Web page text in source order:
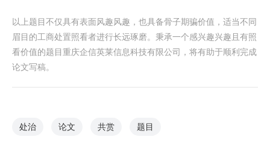
以上题目不仅具有表面风趣风趣，也具备骨子期骗价值，适当不同
眉目的工商处置照看者进行长远琢磨。秉承一个感兴趣兴趣且有照
看价值的题目重庆企信英莱信息科技有限公司，将有助于顺利完成
论文写稿。
处治 论文 共赏 题目